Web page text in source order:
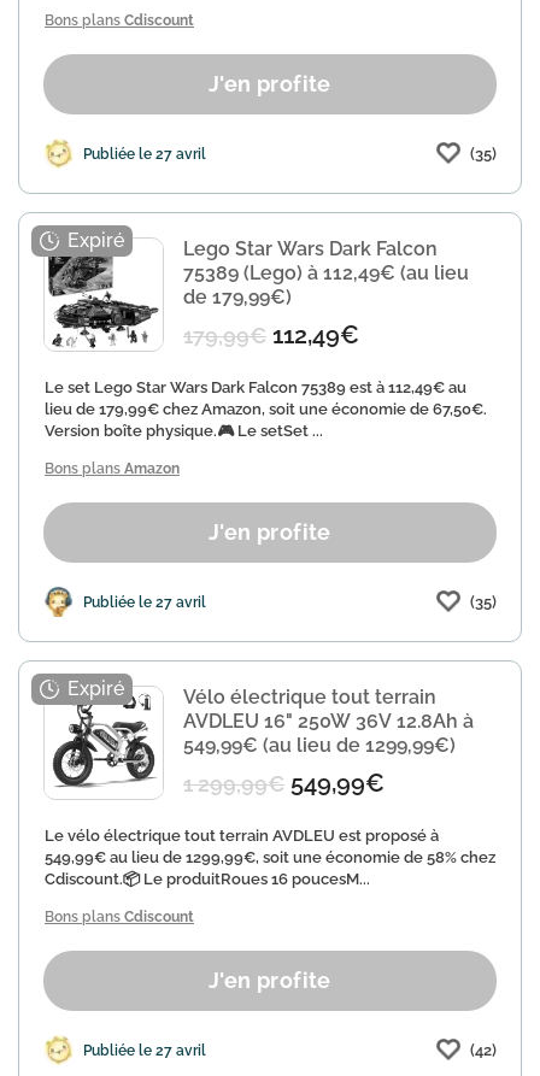
Bons plans Cdiscount
J'en profite
Publiée le 27 avril (35)
Lego Star Wars Dark Falcon
75389 (Lego) à 112,49€ (au lieu
de 179,99€)
179,99€ 112,49€
Le set Lego Star Wars Dark Falcon 75389 est à 112,49€ au
lieu de 179,99€ chez Amazon, soit une économie de 67,50€.
Version boîte physique.🎮 Le setSet ...
Bons plans Amazon
J'en profite
Publiée le 27 avril (35)
Vélo électrique tout terrain
AVDLEU 16" 250W 36V 12.8Ah à
549,99€ (au lieu de 1299,99€)
1 299,99€ 549,99€
Le vélo électrique tout terrain AVDLEU est proposé à
549,99€ au lieu de 1299,99€, soit une économie de 58% chez
Cdiscount.📦 Le produitRoues 16 poucesM...
Bons plans Cdiscount
J'en profite
Publiée le 27 avril (42)